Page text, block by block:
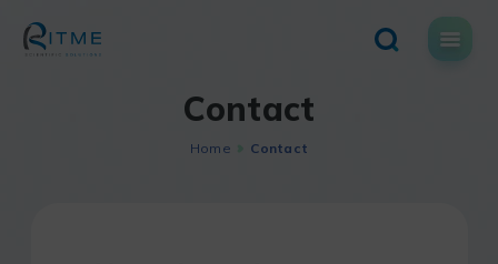
content
Contact
Home Contact